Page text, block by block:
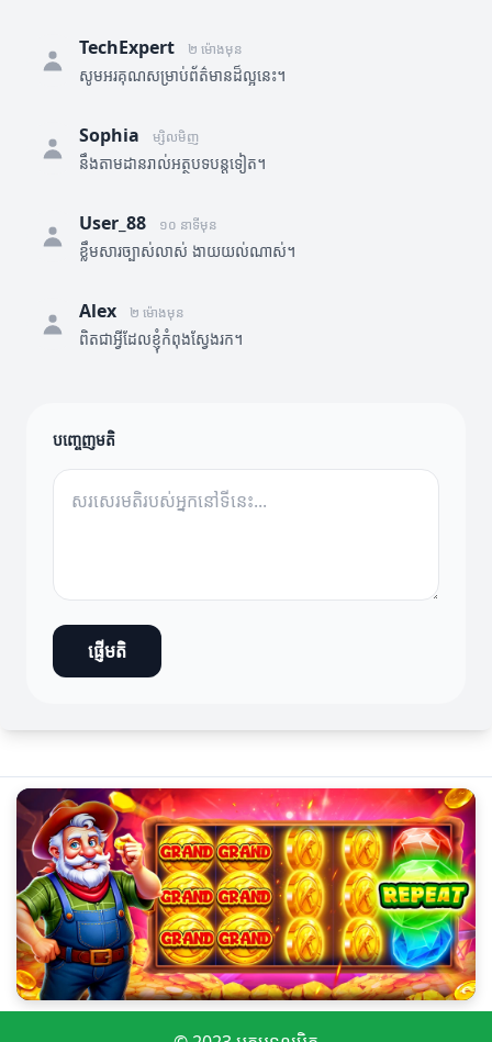
TechExpert ២ ម៉ោងមុន
សូមអរគុណសម្រាប់ព័ត៌មានដ៏ល្អនេះ។
Sophia ម្សិលមិញ
នឹងតាមដានរាល់អត្ថបទបន្តទៀត។
User_88 ១០ នាទីមុន
ខ្លឹមសារច្បាស់លាស់ ងាយយល់ណាស់។
Alex ២ ម៉ោងមុន
ពិតជាអ្វីដែលខ្ញុំកំពុងស្វែងរក។
បញ្ចេញមតិ
ផ្ញើមតិ